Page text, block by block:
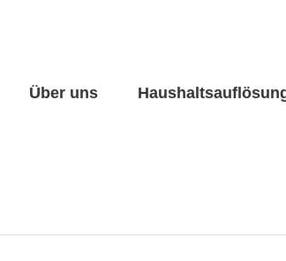
Über uns